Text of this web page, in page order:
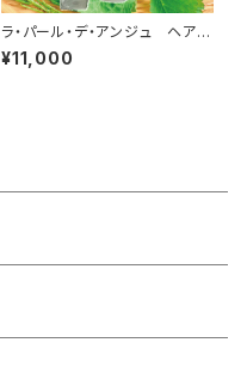
ラ・パール・デ・アンジュ ヘアパ
ック（トリートメント）
¥11,000